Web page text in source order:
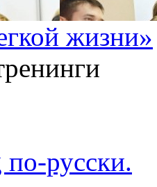
жизни»
русски.